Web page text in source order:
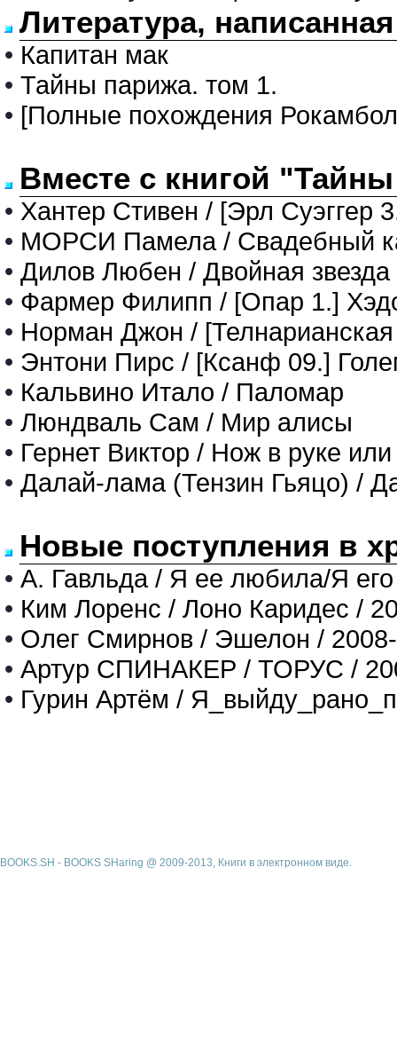
Литература,
• Капитан мак
• Тайны парижа. том 1.
• [Полные похождения
Вместе с книгой
• Хантер Стивен / [Эрл Суэггер
• МОРСИ Памела / Свадебный
• Дилов Любен / Двойная звезда
• Фармер Филипп / [Опар 1.]
• Норман Джон /
• Энтони Пирс / [Ксанф 09.]
• Кальвино Итало / Паломар
• Люндваль Сам / Мир алисы
• Гернет Виктор / Нож в руке
• Далай-лама (Тензин Гьяцо) /
Новые поступления в
• А. Гавльда / Я ее любила/Я
• Ким Лоренс / Лоно Каридес /
• Олег Смирнов / Эшелон /
• Артур СПИНАКЕР / ТОРУС /
• Гурин Артём /
BOOKS.SH - BOOKS SHaring @ 2009-2013, Книги в электронном виде.